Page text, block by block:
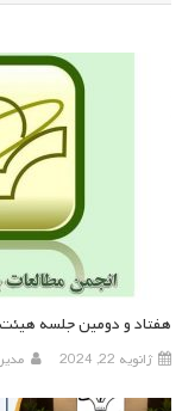
هفتاد و دومین جلسه هیئت
ژانویه 22, 2024